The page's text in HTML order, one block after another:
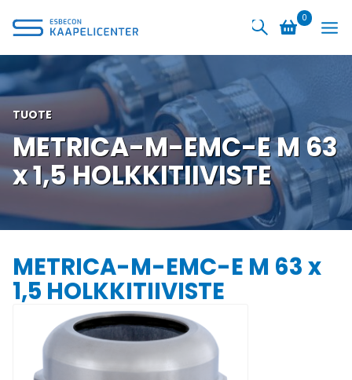
sisältöön
0
TUOTE
METRICA-M-EMC-E M 63
x 1,5 HOLKKITIIVISTE
METRICA-M-EMC-E M 63 x
1,5 HOLKKITIIVISTE